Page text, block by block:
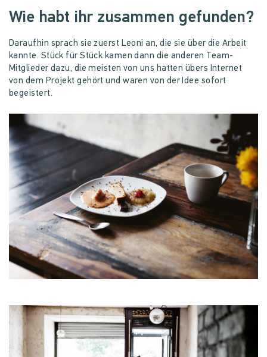
Wie habt ihr zusammen gefunden?
Daraufhin sprach sie zuerst Leoni an, die sie über die Arbeit
kannte. Stück für Stück kamen dann die anderen Team-
Mitglieder dazu, die meisten von uns hatten übers Internet
von dem Projekt gehört und waren von der Idee sofort
begeistert.